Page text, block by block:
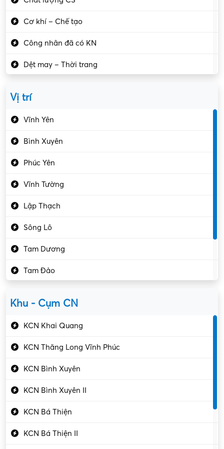
Cơ khí – Chế tạo
Công nhân đã có KN
Dệt may – Thời trang
Kiểm soát chất lượng
Kỹ sư cơ khí
Kỹ sư điện
Kỹ thuật cao
Kỹ thuật mạng – IT
Làm bán thời gian
Lao động phổ thông
Lập trình – Phát triển
Vị trí
Vĩnh Yên
Bình Xuyên
Phúc Yên
Vĩnh Tường
Lập Thạch
Sông Lô
Tam Dương
Tam Đảo
Khu - Cụm CN
KCN Khai Quang
KCN Thăng Long Vĩnh Phúc
KCN Bình Xuyên
KCN Bình Xuyên II
KCN Bá Thiện
KCN Bá Thiện II